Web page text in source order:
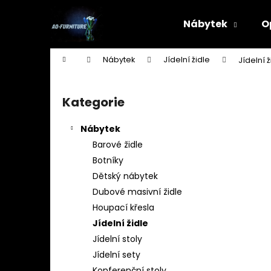
Nábytek
Domů Nábytek Jídelní židle Jídelní
Přeskočit
kategorie
Kategorie
Nábytek
Barové židle
Botníky
Dětský nábytek
Dubové masivní židle
Houpací křesla
Jídelní židle
Jídelní stoly
Jídelní sety
Zpět
Zpět
STOJAN NA ŠATY - ŠTENDR - VĚŠÁK NA